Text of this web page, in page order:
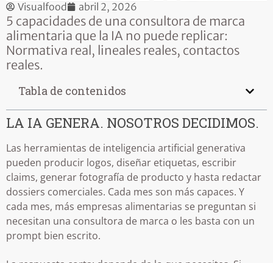
Visualfood abril 2, 2026
5 capacidades de una consultora de marca
alimentaria que la IA no puede replicar:
Normativa real, lineales reales, contactos
reales.
Tabla de contenidos
LA IA GENERA. NOSOTROS DECIDIMOS.
Las herramientas de inteligencia artificial generativa
pueden producir logos, diseñar etiquetas, escribir
claims, generar fotografía de producto y hasta redactar
dossiers comerciales. Cada mes son más capaces. Y
cada mes, más empresas alimentarias se preguntan si
necesitan una consultora de marca o les basta con un
prompt bien escrito.